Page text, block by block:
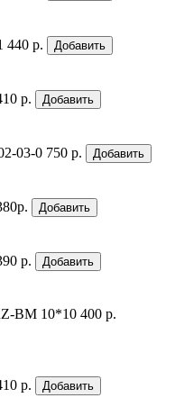
440 р. Добавить
р. Добавить
03-0 750 р. Добавить
Добавить
р. Добавить
BM 10*10 400 р.
р. Добавить